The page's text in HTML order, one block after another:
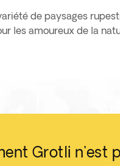
de paysages
les amoureux de la
Grotli n'est